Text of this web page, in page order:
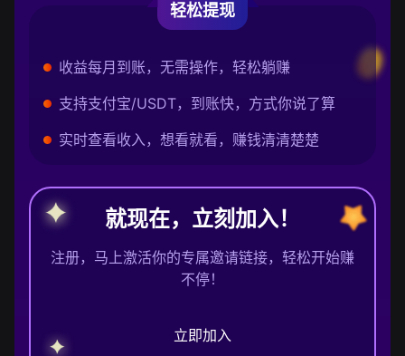
轻松提现
收益每月到账，无需操作，轻松躺赚
支持支付宝/USDT，到账快，方式你说了算
实时查看收入，想看就看，赚钱清清楚楚
就现在，立刻加入！
注册，马上激活你的专属邀请链接，轻松开始赚
不停！
立即加入